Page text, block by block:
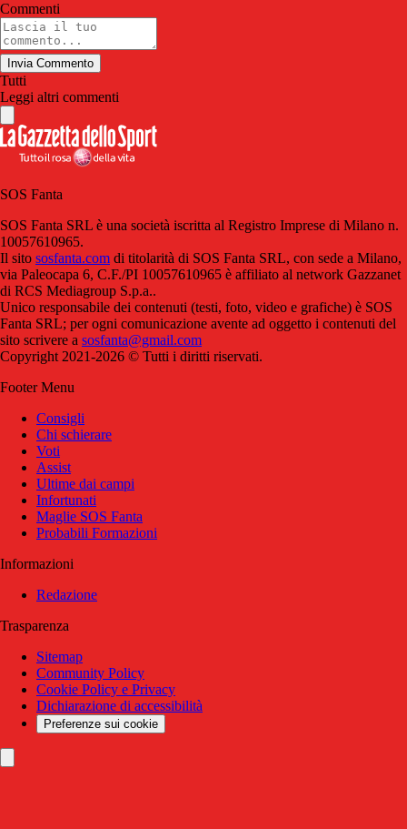
Commenti
Invia Commento
Tutti
Leggi altri commenti
SOS Fanta
SOS Fanta SRL è una società iscritta al Registro Imprese di Milano n.
10057610965.
Il sito sosfanta.com di titolarità di SOS Fanta SRL, con sede a Milano,
via Paleocapa 6, C.F./PI 10057610965 è affiliato al network Gazzanet
di RCS Mediagroup S.p.a..
Unico responsabile dei contenuti (testi, foto, video e grafiche) è SOS
Fanta SRL; per ogni comunicazione avente ad oggetto i contenuti del
sito scrivere a sosfanta@gmail.com
Copyright 2021-2026 © Tutti i diritti riservati.
Footer Menu
Consigli
Chi schierare
Voti
Assist
Ultime dai campi
Infortunati
Maglie SOS Fanta
Probabili Formazioni
Informazioni
Redazione
Trasparenza
Sitemap
Community Policy
Cookie Policy e Privacy
Dichiarazione di accessibilità
Preferenze sui cookie